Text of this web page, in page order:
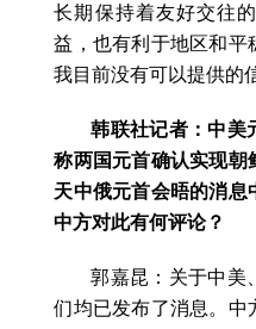
长期保持着友好交往
益，也有利于地区和平
我目前没有可以提供的
韩联社记者：中美
称两国元首确认实现朝
天中俄元首会晤的消息
中方对此有何评论？
郭嘉昆：关于中美
们均已发布了消息。中